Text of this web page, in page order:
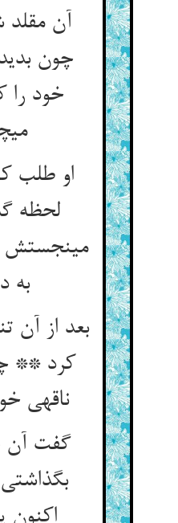
آن
چون
خود را
او طلب
لحظه
می‏نجستش
به
بعد از آن
کرد **
ناقه‏ی
گفت آن